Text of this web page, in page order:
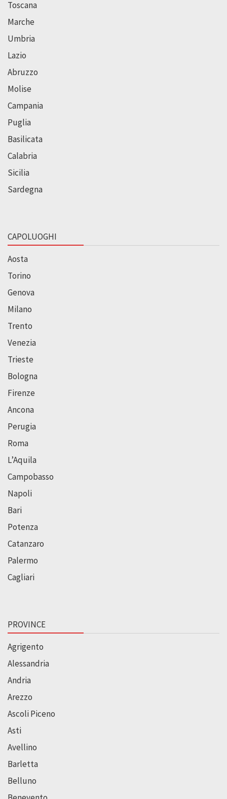
Toscana
Marche
Umbria
Lazio
Abruzzo
Molise
Campania
Puglia
Basilicata
Calabria
Sicilia
Sardegna
CAPOLUOGHI
Aosta
Torino
Genova
Milano
Trento
Venezia
Trieste
Bologna
Firenze
Ancona
Perugia
Roma
L’Aquila
Campobasso
Napoli
Bari
Potenza
Catanzaro
Palermo
Cagliari
PROVINCE
Agrigento
Alessandria
Andria
Arezzo
Ascoli Piceno
Asti
Avellino
Barletta
Belluno